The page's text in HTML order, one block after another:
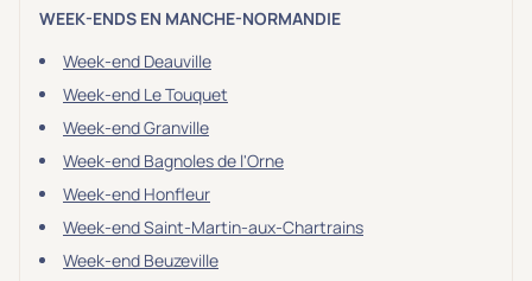
WEEK-ENDS EN MANCHE-NORMANDIE
Week-end Deauville
Week-end Le Touquet
Week-end Granville
Week-end Bagnoles de l'Orne
Week-end Honfleur
Week-end Saint-Martin-aux-Chartrains
Week-end Beuzeville